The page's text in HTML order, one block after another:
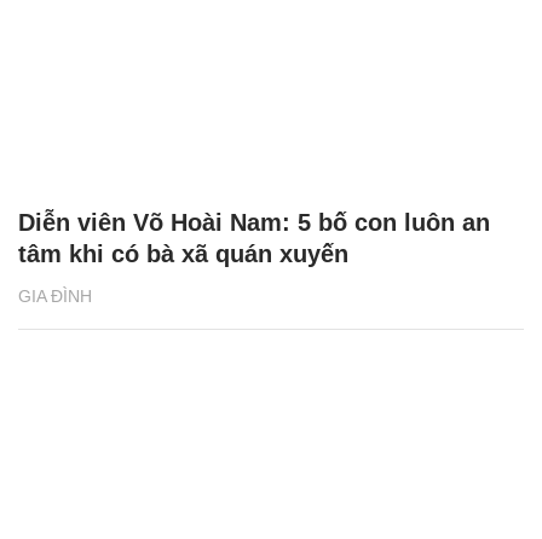
GIA ĐÌNH
Diễn viên Võ Hoài Nam: 5 bố con luôn an
tâm khi có bà xã quán xuyến